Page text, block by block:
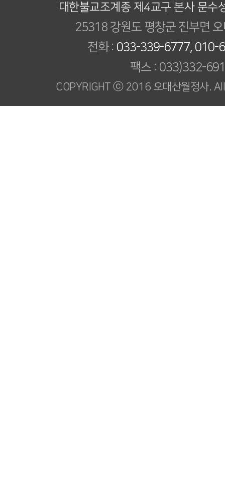
대한불교조계종 제4교구 본사 문수
25318 강원도 평창군 진부면
전화 : 033-339-6777, 010-
팩스 : 033)332-
COPYRIGHT ⓒ 2016 오대산월정사.